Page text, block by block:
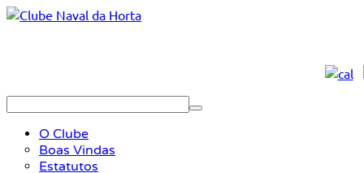
O Clube
Boas Vindas
Estatutos